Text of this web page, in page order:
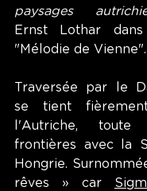
paysages
Ernst Lothar
"Mélodie de Vienne".
Traversée par le
se tient
l'Autriche, toute
frontières avec la
Hongrie.
rêves » car